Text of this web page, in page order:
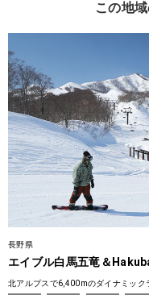
この地
長野県
エイブル白馬五竜＆
北アルプスで6,400mのダイナミック